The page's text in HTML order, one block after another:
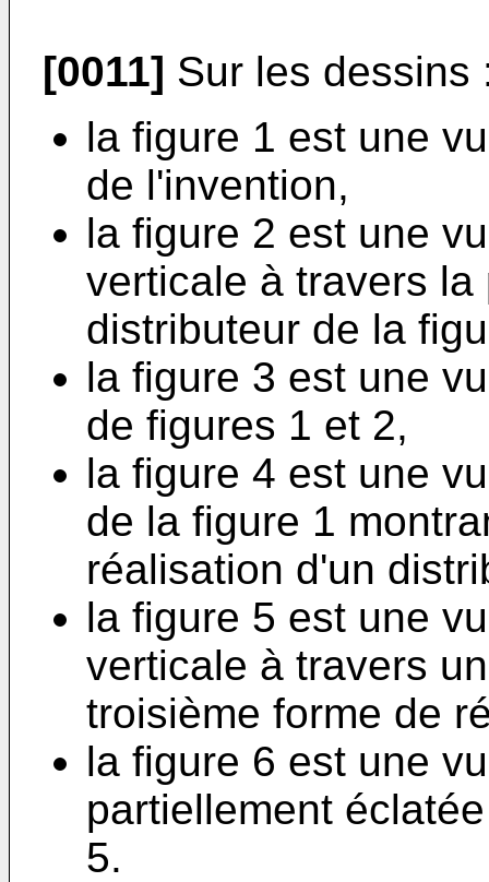
[0011] Sur les dessins
la figure 1 est une
de l'invention,
la figure 2 est une
verticale à travers
distributeur de la
la figure 3 est une
de figures 1 et 2,
la figure 4 est une
de la figure 1
réalisation d'un
la figure 5 est une
verticale à travers
troisième forme de
la figure 6 est une
partiellement
5.